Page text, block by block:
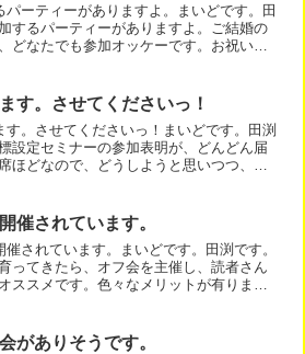
ーティーがありますよ。まいどです。田
するパーティーがありますよ。ご結婚の
どなたでも参加オッケーです。お祝いの
す。させてくださいっ！
。させてくださいっ！まいどです。田渕
設定セミナーの参加表明が、どんどん届
ほどなので、どうしようと思いつつ、会
催されています。
されています。まいどです。田渕です。
ってきたら、オフ会を主催し、読者さん
ススメです。色々なメリットが有ります
がありそうです。